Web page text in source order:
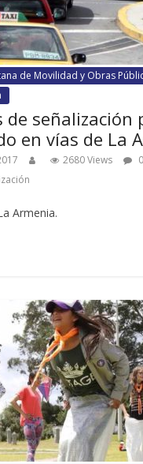
de Movilidad y Obras
de señalización
en vías de La
2680 Views
Armenia.